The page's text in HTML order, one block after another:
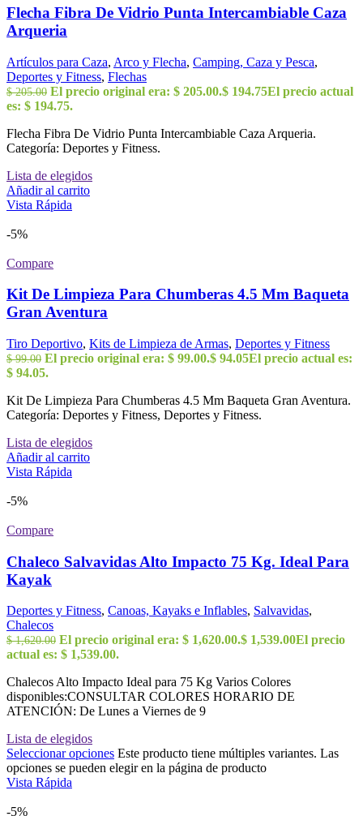
Flecha Fibra De Vidrio Punta Intercambiable Caza
Arqueria
Artículos para Caza, Arco y Flecha, Camping, Caza y Pesca,
Deportes y Fitness, Flechas
$205.00 El precio original era: $ 205.00.$ 194.75El precio actual
es: $ 194.75.
Flecha Fibra De Vidrio Punta Intercambiable Caza Arqueria.
Categoría: Deportes y Fitness.
Lista de elegidos
Añadir al carrito
Vista Rápida
-5%
Compare
Kit De Limpieza Para Chumberas 4.5 Mm Baqueta
Gran Aventura
Tiro Deportivo, Kits de Limpieza de Armas, Deportes y Fitness
$99.00 El precio original era: $ 99.00.$ 94.05El precio actual es:
$ 94.05.
Kit De Limpieza Para Chumberas 4.5 Mm Baqueta Gran Aventura.
Categoría: Deportes y Fitness, Deportes y Fitness.
Lista de elegidos
Añadir al carrito
Vista Rápida
-5%
Compare
Chaleco Salvavidas Alto Impacto 75 Kg. Ideal Para
Kayak
Deportes y Fitness, Canoas, Kayaks e Inflables, Salvavidas,
Chalecos
$1,620.00 El precio original era: $ 1,620.00.$ 1,539.00El precio
actual es: $ 1,539.00.
Chalecos Alto Impacto Ideal para 75 Kg Varios Colores
disponibles:CONSULTAR COLORES HORARIO DE
ATENCIÓN: De Lunes a Viernes de 9
Lista de elegidos
Seleccionar opciones Este producto tiene múltiples variantes. Las
opciones se pueden elegir en la página de producto
Vista Rápida
-5%